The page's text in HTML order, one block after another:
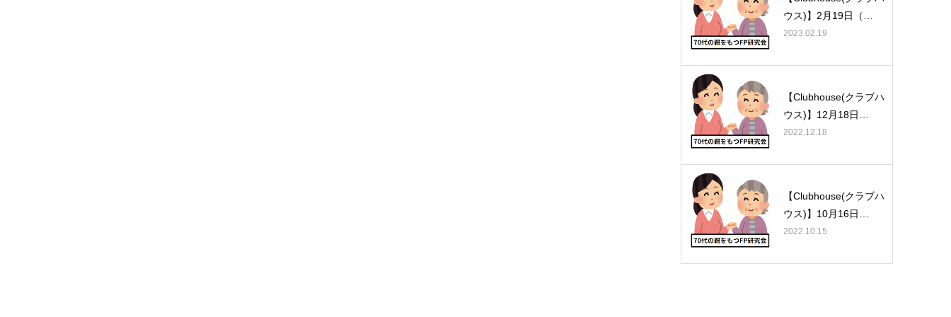
ウス)】2月19日（…
2023.02.19
【Clubhouse(クラブハ
ウス)】12月18日…
2022.12.18
【Clubhouse(クラブハ
ウス)】10月16日…
2022.10.15